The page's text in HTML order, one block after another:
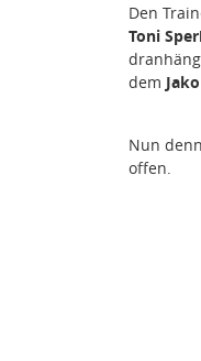
Den
Toni
dem
Nun
offen.